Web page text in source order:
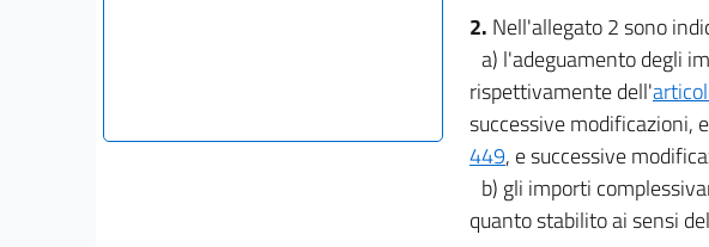
2. Nell'allegato 2 sono
a) l'adeguamento degli
rispettivamente dell'
successive modificazioni,
449, e successive
b) gli importi
quanto stabilito ai sensi